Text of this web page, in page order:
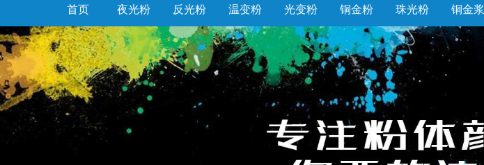
首页 夜光粉 反光粉 温变粉 光变粉 铜金粉 珠光粉 铜金浆